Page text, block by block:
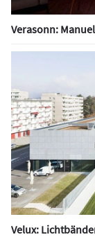
Verasonn:
Velux: